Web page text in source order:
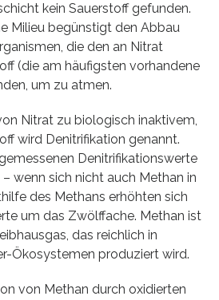
kein Sauerstoff gefunden.
Milieu begünstigt den Abbau
die den an Nitrat
(die am häufigsten vorhandene
um zu atmen.
Nitrat zu biologisch inaktivem,
wird Denitrifikation genannt.
Denitrifikationswerte
wenn sich nicht auch Methan in
des Methans erhöhten sich
um das Zwölffache. Methan ist
das reichlich in
Ökosystemen produziert wird.
von Methan durch oxidierten